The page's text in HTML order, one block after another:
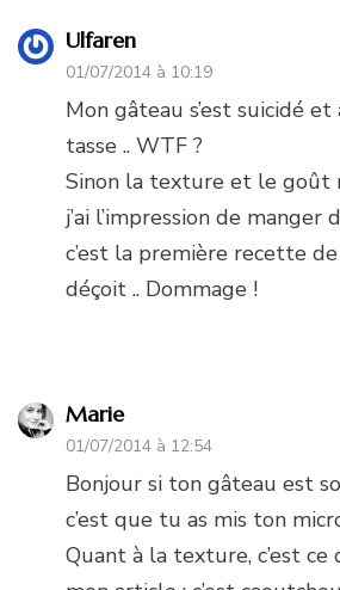
Ulfaren
01/07/2014 à 10:19
Mon gâteau s’est suicidé
tasse .. WTF ?
Sinon la texture et le goût
j’ai l’impression de manger
c’est la première recette
déçoit .. Dommage !
Marie
01/07/2014 à 12:54
Bonjour si ton gâteau est
c’est que tu as mis ton
Quant à la texture, c’est ce